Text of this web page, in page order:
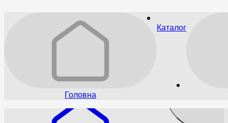
Головна
Каталог